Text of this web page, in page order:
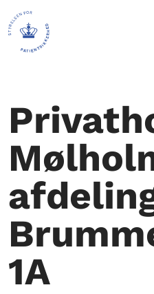
1A